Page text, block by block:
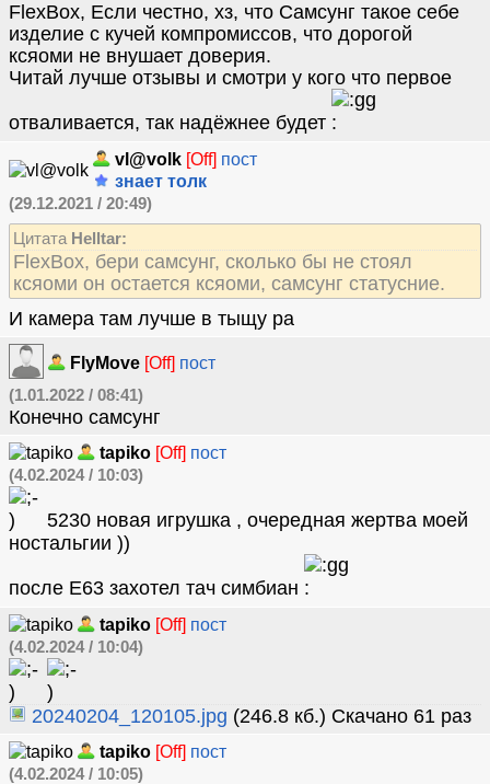
FlexBox, Если честно, хз, что Самсунг такое себе
изделие с кучей компромиссов, что дорогой
ксяоми не внушает доверия.
Читай лучше отзывы и смотри у кого что первое
отваливается, так надёжнее будет
vl@volk [Off] пост
знает толк
(29.12.2021 / 20:49)
Цитата Helltar:
FlexBox, бери самсунг, сколько бы не стоял
ксяоми он остается ксяоми, самсунг статусние.
И камера там лучше в тыщу ра
FlyMove [Off] пост
(1.01.2022 / 08:41)
Конечно самсунг
tapiko [Off] пост
(4.02.2024 / 10:03)
5230 новая игрушка , очередная жертва моей
ностальгии ))
после Е63 захотел тач симбиан
tapiko [Off] пост
(4.02.2024 / 10:04)
20240204_120105.jpg (246.8 кб.) Скачано 61 раз
tapiko [Off] пост
(4.02.2024 / 10:05)